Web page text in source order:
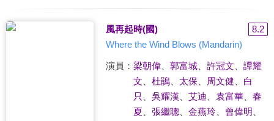
風再起時(國)
8.2
Where the Wind Blows (Mandarin)
演員： 梁朝偉、 郭富城、 許冠文
譚耀
文
杜鵑、 太保 周文健
白
只
吳耀漢 艾迪 袁富華、 春
夏
張繼聰 金燕玲、 曾偉明